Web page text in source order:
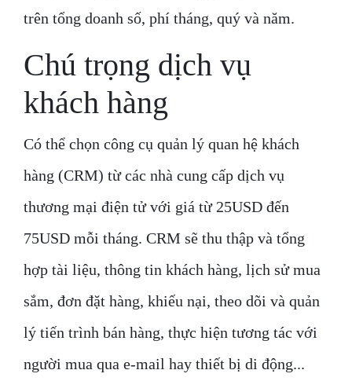
trên tổng doanh số, phí tháng, quý và năm.
Chú trọng dịch vụ
khách hàng
Có thể chọn công cụ quản lý quan hệ khách
hàng (CRM) từ các nhà cung cấp dịch vụ
thương mại điện tử với giá từ 25USD đến
75USD mỗi tháng. CRM sẽ thu thập và tổng
hợp tài liệu, thông tin khách hàng, lịch sử mua
sắm, đơn đặt hàng, khiếu nại, theo dõi và quản
lý tiến trình bán hàng, thực hiện tương tác với
người mua qua e-mail hay thiết bị di động...